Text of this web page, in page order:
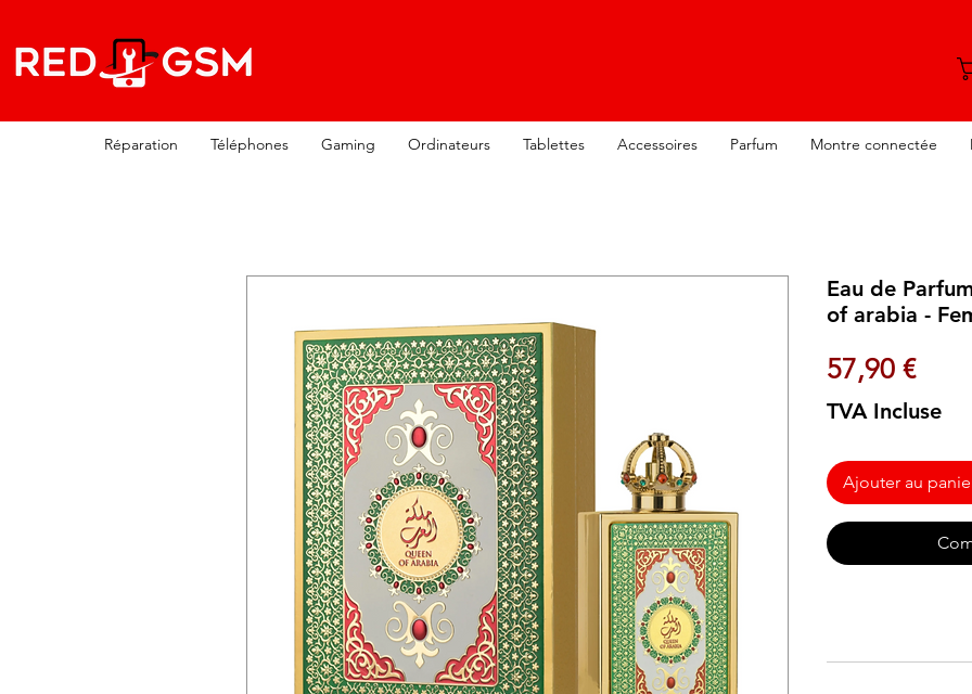
Réparation Téléphones Gaming Ordinateurs Tablettes Accessoires Parfum Montre connectée
Eau de
of arabia -
57,90 €Prix
TVA Incluse
Ajouter au